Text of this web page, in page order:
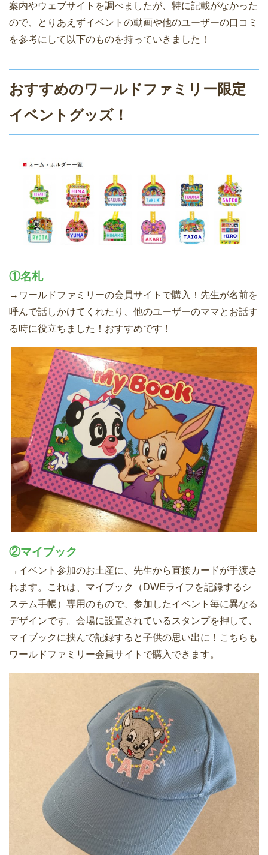
案内やウェブサイトを調べましたが、特に記載がなかった
ので、とりあえずイベントの動画や他のユーザーの口コミ
を参考にして以下のものを持っていきました！
おすすめのワールドファミリー限定
イベントグッズ！
①名札
→ワールドファミリーの会員サイトで購入！先生が名前を
呼んで話しかけてくれたり、他のユーザーのママとお話す
る時に役立ちました！おすすめです！
②マイブック
→イベント参加のお土産に、先生から直接カードが手渡さ
れます。これは、マイブック（DWEライフを記録するシ
ステム手帳）専用のもので、参加したイベント毎に異なる
デザインです。会場に設置されているスタンプを押して、
マイブックに挟んで記録すると子供の思い出に！こちらも
ワールドファミリー会員サイトで購入できます。